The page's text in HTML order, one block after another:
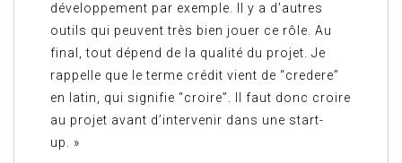
développement par exemple. Il y a d’autres
outils qui peuvent très bien jouer ce rôle. Au
final, tout dépend de la qualité du projet. Je
rappelle que le terme crédit vient de “credere”
en latin, qui signifie “croire”. Il faut donc croire
au projet avant d’intervenir dans une start-
up. »